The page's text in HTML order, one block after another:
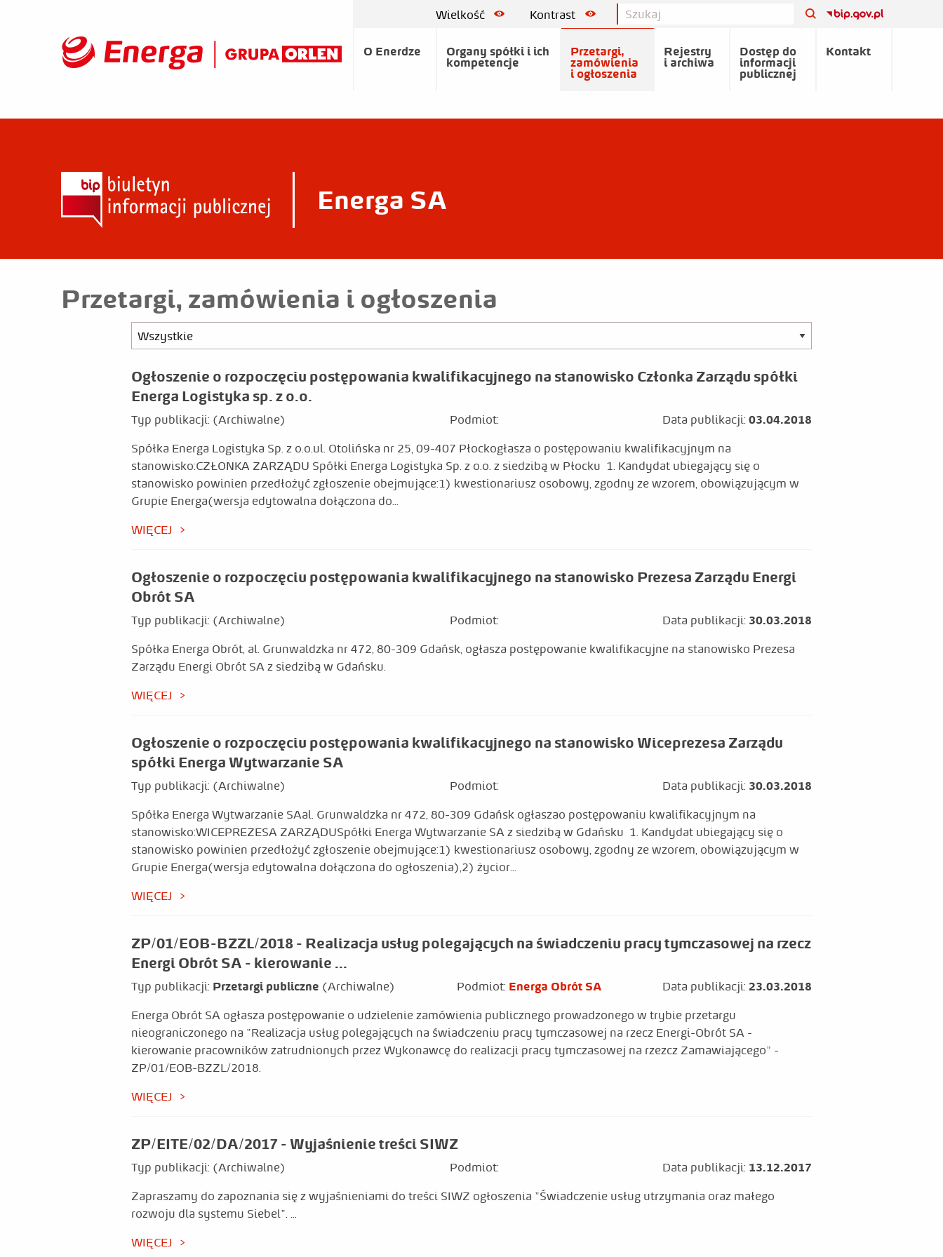
Wielkość Kontrast
O Enerdze
Organy spółki i ich
kompetencje
Przetargi,
zamówienia
i ogłoszenia
Rejestry
i archiwa
Dostęp do
informacji
publicznej
Kontakt
Energa SA
Przetargi, zamówienia i ogłoszenia
Ogłoszenie o rozpoczęciu postępowania kwalifikacyjnego na stanowisko Członka Zarządu spółki
Energa Logistyka sp. z o.o.
Typ publikacji: (Archiwalne) Podmiot: Data publikacji: 03.04.2018
Spółka Energa Logistyka Sp. z o.o.ul. Otolińska nr 25, 09-407 Płockogłasza o postępowaniu kwalifikacyjnym na
stanowisko:CZŁONKA ZARZĄDU Spółki Energa Logistyka Sp. z o.o. z siedzibą w Płocku 1. Kandydat ubiegający się o
stanowisko powinien przedłożyć zgłoszenie obejmujące:1) kwestionariusz osobowy, zgodny ze wzorem, obowiązującym w
Grupie Energa(wersja edytowalna dołączona do...
WIĘCEJ
Ogłoszenie o rozpoczęciu postępowania kwalifikacyjnego na stanowisko Prezesa Zarządu Energi
Obrót SA
Typ publikacji: (Archiwalne) Podmiot: Data publikacji: 30.03.2018
Spółka Energa Obrót, al. Grunwaldzka nr 472, 80-309 Gdańsk, ogłasza postępowanie kwalifikacyjne na stanowisko Prezesa
Zarządu Energi Obrót SA z siedzibą w Gdańsku.
WIĘCEJ
Ogłoszenie o rozpoczęciu postępowania kwalifikacyjnego na stanowisko Wiceprezesa Zarządu
spółki Energa Wytwarzanie SA
Typ publikacji: (Archiwalne) Podmiot: Data publikacji: 30.03.2018
Spółka Energa Wytwarzanie SAal. Grunwaldzka nr 472, 80-309 Gdańsk ogłaszao postępowaniu kwalifikacyjnym na
stanowisko:WICEPREZESA ZARZĄDUSpółki Energa Wytwarzanie SA z siedzibą w Gdańsku 1. Kandydat ubiegający się o
stanowisko powinien przedłożyć zgłoszenie obejmujące:1) kwestionariusz osobowy, zgodny ze wzorem, obowiązującym w
Grupie Energa(wersja edytowalna dołączona do ogłoszenia),2) życior...
WIĘCEJ
ZP/01/EOB-BZZL/2018 - Realizacja usług polegających na świadczeniu pracy tymczasowej na rzecz
Energi Obrót SA - kierowanie ...
Typ publikacji: Przetargi publiczne (Archiwalne) Podmiot: Energa Obrót SA Data publikacji: 23.03.2018
Energa Obrót SA ogłasza postępowanie o udzielenie zamówienia publicznego prowadzonego w trybie przetargu
nieograniczonego na "Realizacja usług polegających na świadczeniu pracy tymczasowej na rzecz Energi-Obrót SA -
kierowanie pracowników zatrudnionych przez Wykonawcę do realizacji pracy tymczasowej na rzezcz Zamawiającego" -
ZP/01/EOB-BZZL/2018.
WIĘCEJ
ZP/EITE/02/DA/2017 - Wyjaśnienie treści SIWZ
Typ publikacji: (Archiwalne) Podmiot: Data publikacji: 13.12.2017
Zapraszamy do zapoznania się z wyjaśnieniami do treści SIWZ ogłoszenia "Świadczenie usług utrzymania oraz małego
rozwoju dla systemu Siebel". ...
WIĘCEJ